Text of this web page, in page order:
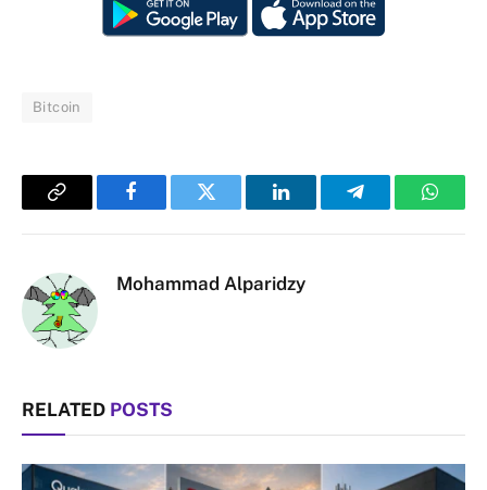
Bitcoin
Copy
FacebookTwitter LinkedInTelegram
Mohammad Alparidzy
RELATED POSTS